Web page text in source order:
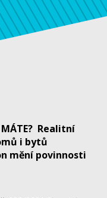
MÁTE? Realitní
i bytů
mění povinnosti